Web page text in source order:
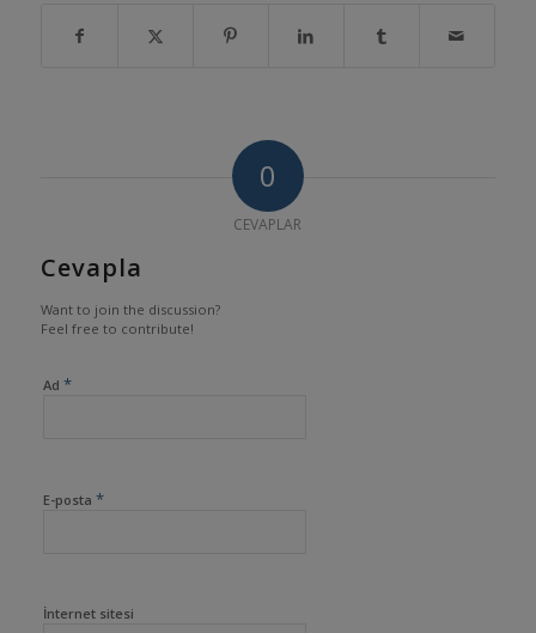
0
CEVAPLAR
Cevapla
Want to join the discussion?
Feel free to contribute!
Ad *
E-posta *
İnternet sitesi